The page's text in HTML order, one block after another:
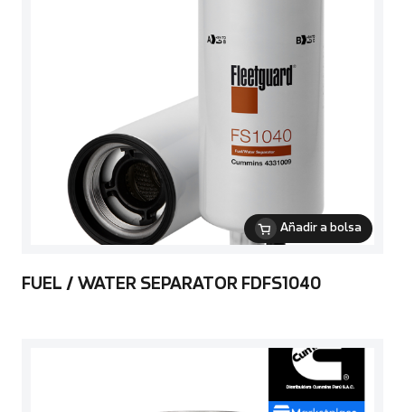
Añadir a bolsa
FUEL / WATER SEPARATOR FDFS1040